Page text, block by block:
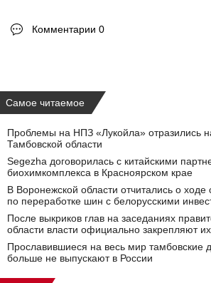
Комментарии 0
Самое читаемое
Проблемы на НПЗ «Лукойла» отразились
Тамбовской области
Segezha договорилась с китайскими
биохимкомплекса в Красноярском крае
В Воронежской области отчитались о ходе
по переработке шин с белорусскими
После выкриков глав на заседаниях
области власти официально закрепляют
Прославившиеся на весь мир тамбовские
больше не выпускают в России